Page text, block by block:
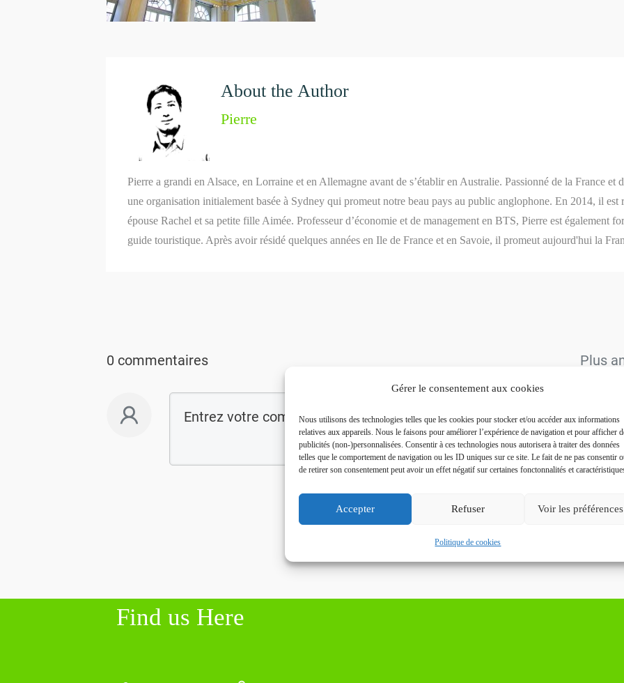
Gérer le consentement aux cookies
Nous utilisons des technologies telles que les cookies pour stocker et/ou accéder aux informations
relatives aux appareils. Nous le faisons pour améliorer l’expérience de navigation et pour afficher
publicités (non-)personnalisées. Consentir à ces technologies nous autorisera à traiter des données
telles que le comportement de navigation ou les ID uniques sur ce site. Le fait de ne pas consentir
de retirer son consentement peut avoir un effet négatif sur certaines fonctonnalités et
Accepter Refuser Voir les préférences
Politique de cookies
About the Author
Pierre
Pierre a grandi en Alsace, en Lorraine et en Allemagne avant de s’établir en Australie. Passionné de la France et
une organisation initialement basée à Sydney qui promeut notre beau pays au public anglophone. En 2014, il est
épouse Rachel et sa petite fille Aimée. Professeur d’économie et de management en BTS, Pierre est également
guide touristique. Après avoir résidé quelques années en Ile de France et en Savoie, il promeut aujourd'hui la
0 commentaires Plus
Find us Here